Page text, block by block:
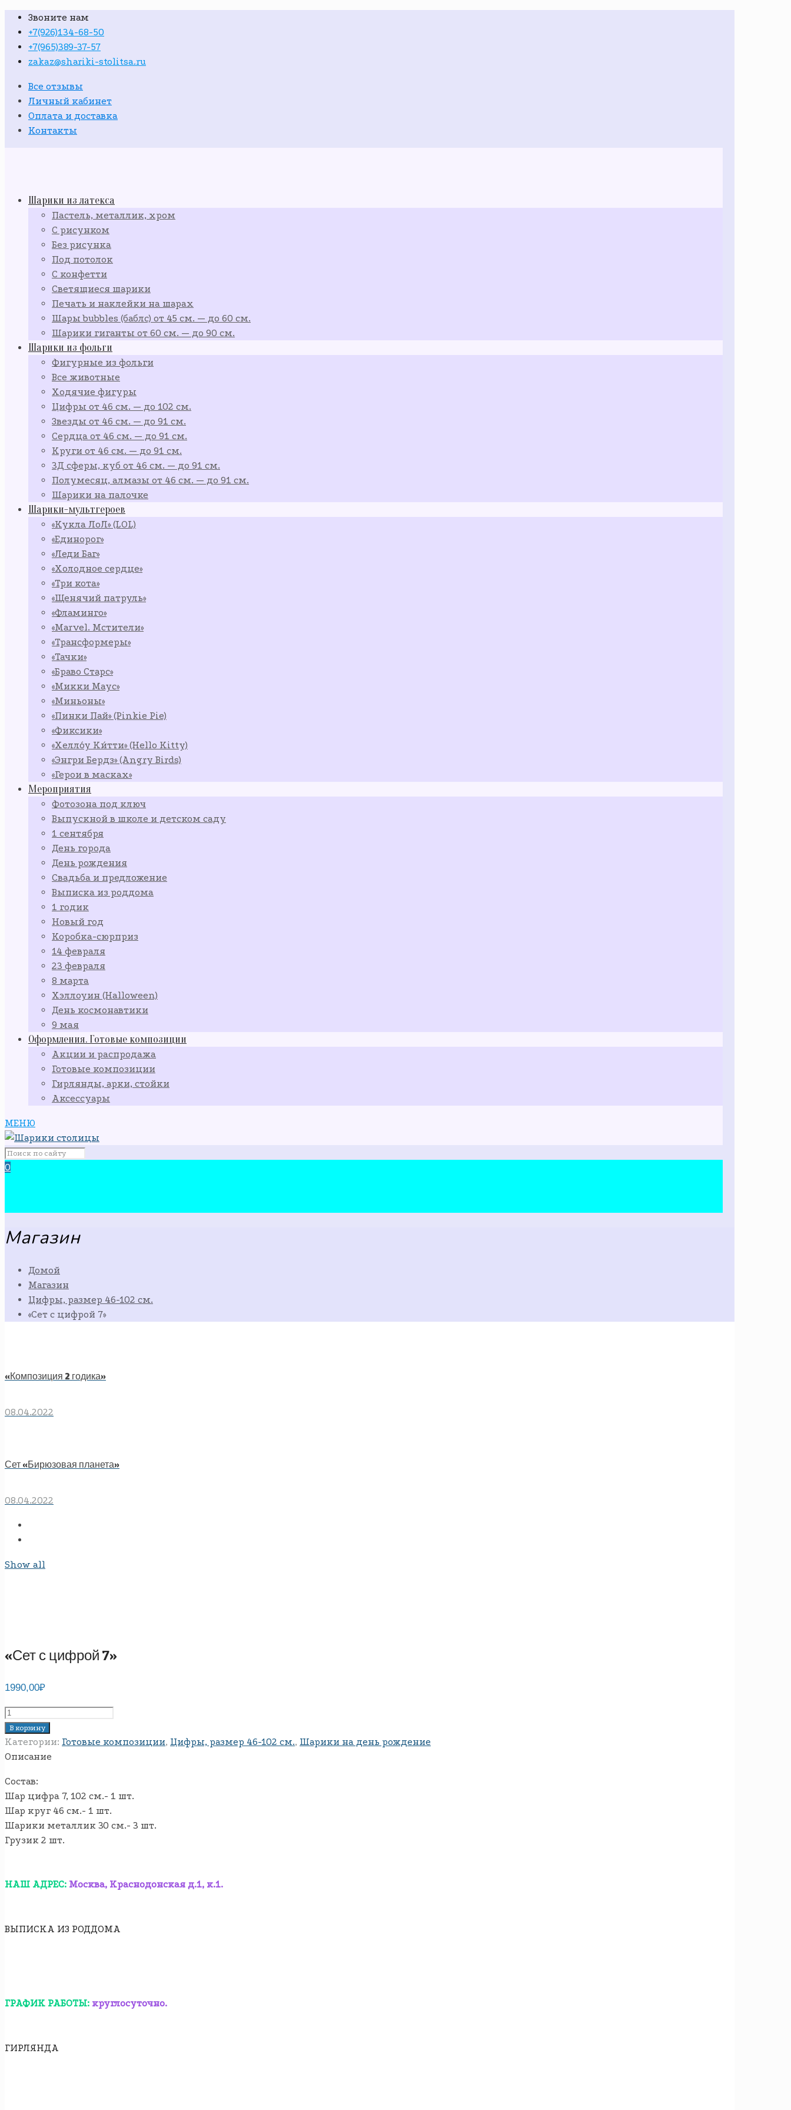
Звоните нам
+7(926)134-68-50
+7(965)389-37-57
zakaz@shariki-stolitsa.ru
Все отзывы
Личный кабинет
Оплата и доставка
Контакты
Шарики из латекса
Пастель, металлик, хром
С рисунком
Без рисунка
Под потолок
С конфетти
Светящиеся шарики
Печать и наклейки на шарах
Шары bubbles (баблс) от 45 см. — до 60 см.
Шарики гиганты от 60 см. — до 90 см.
Шарики из фольги
Фигурные из фольги
Все животные
Ходячие фигуры
Цифры от 46 см. — до 102 см.
Звезды от 46 см. — до 91 см.
Сердца от 46 см. — до 91 см.
Круги от 46 см. — до 91 см.
3Д сферы, куб от 46 см. — до 91 см.
Полумесяц, алмазы от 46 см. — до 91 см.
Шарики на палочке
Шарики-мультгероев
«Кукла ЛоЛ» (LOL)
«Единорог»
«Леди Баг»
«Холодное сердце»
«Три кота»
«Щенячий патруль»
«Фламинго»
«Marvel. Мстители»
«Трансформеры»
«Тачки»
«Браво Старс»
«Микки Маус»
«Миньоны»
«Пинки Пай» (Pinkie Pie)
«Фиксики»
«Хелло́у Ки́тти» (Hello Kitty)
«Энгри Бердз» (Angry Birds)
«Герои в масках»
Мероприятия
Фотозона под ключ
Выпускной в школе и детском саду
1 сентября
День города
День рождения
Свадьба и предложение
Выписка из роддома
1 годик
Новый год
Коробка-сюрприз
14 февраля
23 февраля
8 марта
Хэллоуин (Halloween)
День космонавтики
9 мая
Оформления. Готовые композиции
Акции и распродажа
Готовые композиции
Гирлянды, арки, стойки
Аксессуары
МЕНЮ
0
Магазин
Домой
Магазин
Цифры, размер 46-102 см.
«Сет с цифрой 7»
«Композиция 2 годика»
08.04.2022
Сет «Бирюзовая планета»
08.04.2022
Show all
«Сет с цифрой 7»
1990,00₽
Количество
товара
"Сет
с
7"
В корзину
Категории: Готовые композиции, Цифры, размер 46-102 см., Шарики на день рождение
Описание
Состав:
Шар цифра 7, 102 см.- 1 шт.
Шар круг 46 см.- 1 шт.
Шарики металлик 30 см.- 3 шт.
Грузик 2 шт.
НАШ АДРЕС: Москва, Краснодонская д.1, к.1.
ВЫПИСКА ИЗ РОДДОМА
ГРАФИК РАБОТЫ: круглосуточно.
ГИРЛЯНДА